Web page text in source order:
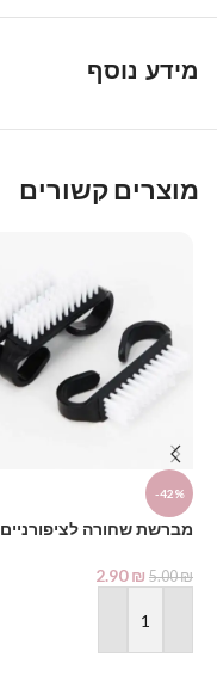
מידע נוסף
מוצרים קשורים
-42%
מברשת שחורה לציפורניים
5.00₪
2.90₪
הוספה לסל